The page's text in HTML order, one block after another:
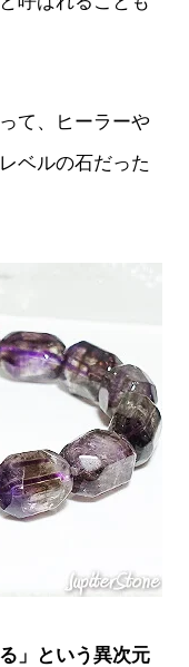
て、ヒーラーや
ベルの石だった
」という異次元